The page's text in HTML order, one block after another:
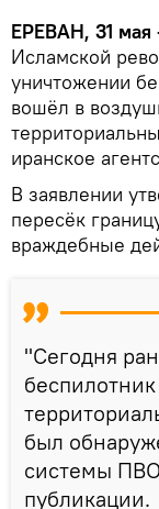
ЕРЕВАН, 31 мая
Исламской
уничтожении
вошёл в
иранское
В заявлении
пересёк
враждебные
"Сегодня
был
системы
публикации.